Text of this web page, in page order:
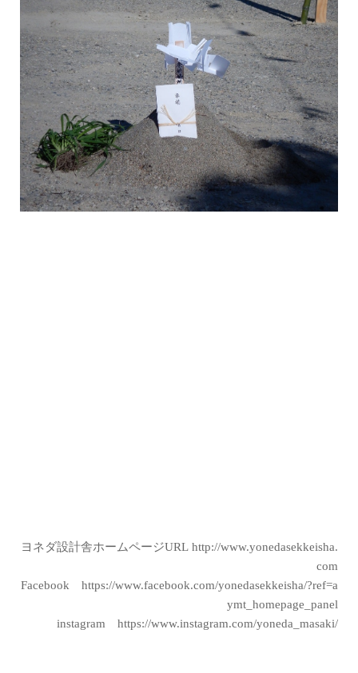
ヨネダ設計舎ホームページURL http://www.yonedasekkeisha.
com
Facebook https://www.facebook.com/yonedasekkeisha/?ref=a
ymt_homepage_panel
instagram https://www.instagram.com/yoneda_masaki/